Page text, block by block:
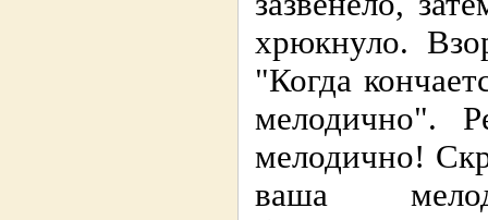
хрюкнуло.
"Когда
мелодично".
мелодично!
ваша